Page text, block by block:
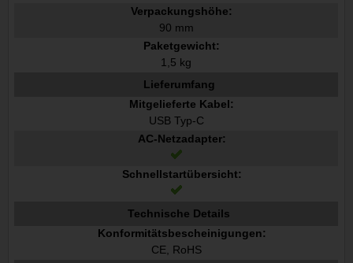
Verpackungshöhe:
90 mm
Paketgewicht:
1,5 kg
Lieferumfang
Mitgelieferte Kabel:
USB Typ-C
AC-Netzadapter:
Schnellstartübersicht:
Technische Details
Konformitätsbescheinigungen:
CE, RoHS